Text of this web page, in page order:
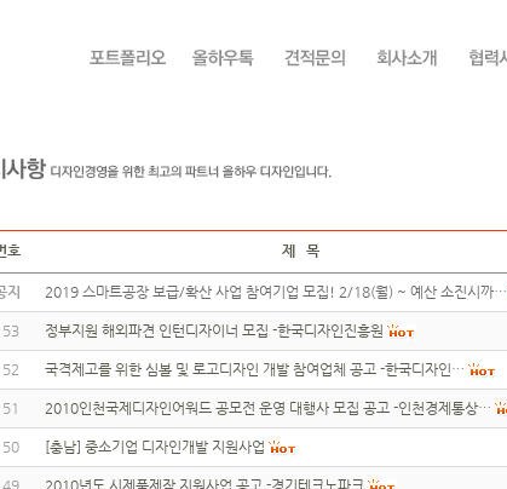
호
제 목
지 2019 스마트공장 보급/확산 사업 참여기업 모집! 2/18(월) ~ 예산 소진시까…
정부지원 해외파견 인턴디자이너 모집 -한국디자인진흥원
국격제고를 위한 심볼 및 로고디자인 개발 참여업체 공고 -한국디자인…
2010인천국제디자인어워드 공모전 운영 대행사 모집 공고 -인천경제통상…
[충남] 중소기업 디자인개발 지원사업
2010년도 시제품제작 지원사업 공고 -경기테크노파크